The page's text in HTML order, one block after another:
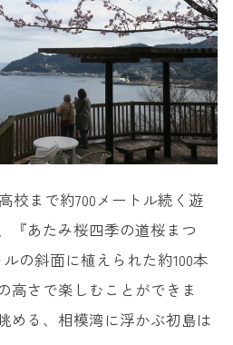
校まで約700メートル続く遊
『あたみ桜四季の道桜まつ
の斜面に植えられた約100本
高さで楽しむことができま
める、相模湾に浮かぶ初島は